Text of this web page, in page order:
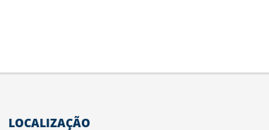
LOCALIZAÇÃO